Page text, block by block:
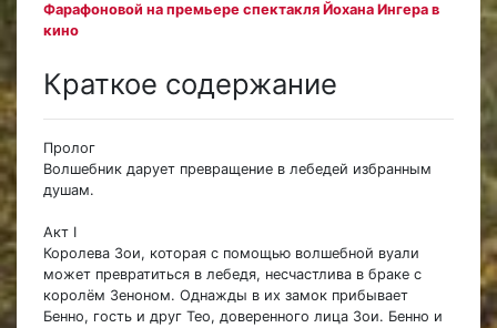
Фарафоновой на премьере спектакля Йохана Ингера в
кино
Краткое содержание
Пролог
Волшебник дарует превращение в лебедей избранным
душам.
Акт I
Королева Зои, которая с помощью волшебной вуали
может превратиться в лебедя, несчастлива в браке с
королём Зеноном. Однажды в их замок прибывает
Бенно, гость и друг Тео, доверенного лица Зои. Бенно и